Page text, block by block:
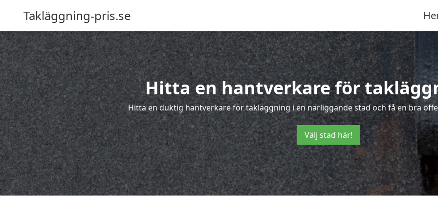
Takläggning-pris.se
Hitta en hantverkare för
Hitta en duktig hantverkare för takläggning i en närliggande stad och få en bra
Välj stad här!